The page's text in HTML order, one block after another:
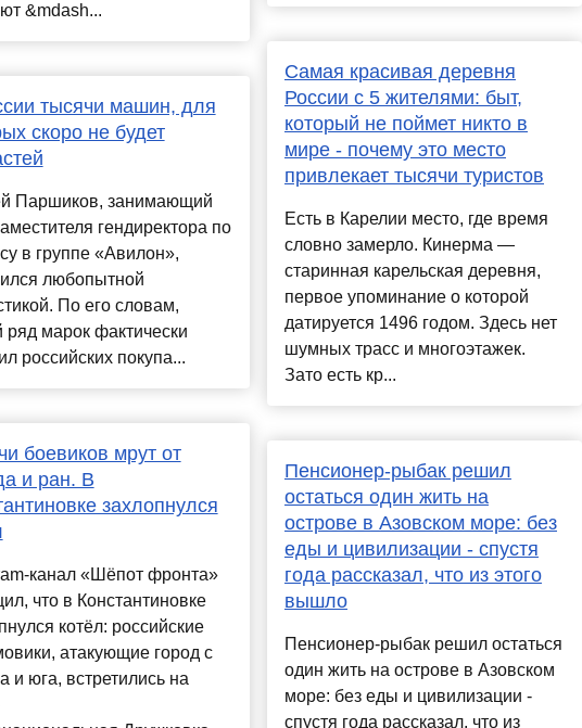
&mdash...
тысячи машин, для
скоро не будет
Паршиков, занимающий
гендиректора по
в группе «Авилон»,
любопытной
По его словам,
ряд марок фактически
российских покупа...
боевиков мрут от
и ран. В
захлопнулся
канал «Шёпот фронта»
что в Константиновке
котёл: российские
атакующие город с
и юга, встретились на
Самая красивая деревня
России с 5 жителями: быт,
который не поймет никто в
мире - почему это место
привлекает тысячи туристов
Есть в Карелии место, где время
словно замерло. Кинерма —
старинная карельская деревня,
первое упоминание о которой
датируется 1496 годом. Здесь нет
шумных трасс и многоэтажек.
Зато есть кр...
Пенсионер-рыбак решил
остаться один жить на
острове в Азовском море: без
еды и цивилизации - спустя
года рассказал, что из этого
вышло
Пенсионер-рыбак решил остаться
один жить на острове в Азовском
море: без еды и цивилизации -
спустя года рассказал, что из